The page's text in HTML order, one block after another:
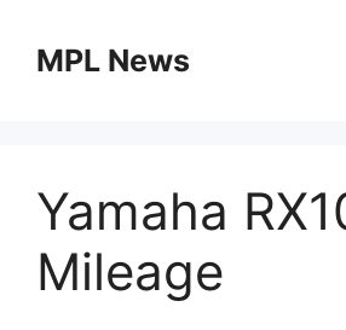
contentMPL News
Yamaha
Mileage